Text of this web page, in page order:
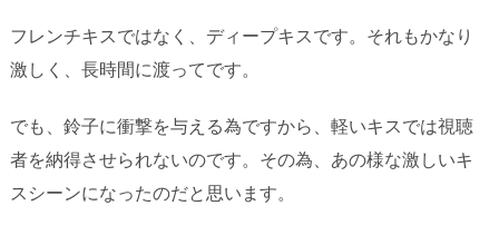
フレンチキスではなく、ディープキスです。それもかなり
激しく、長時間に渡ってです。
でも、鈴子に衝撃を与える為ですから、軽いキスでは視聴
者を納得させられないのです。その為、あの様な激しいキ
スシーンになったのだと思います。